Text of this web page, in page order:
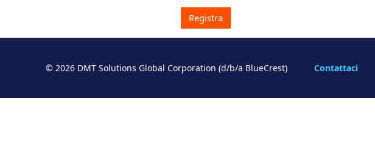
è
pronta
© 2026 DMT Solutions Global Corporation (d/b/a BlueCrest) Contattaci